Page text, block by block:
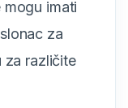
imati
za
za različite